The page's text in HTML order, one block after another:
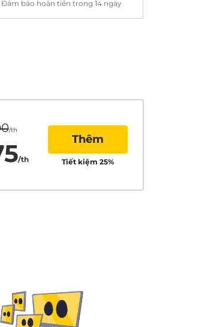
Đảm bảo hoàn tiền trong 14 ngày
/th
/th
Thêm
Tiết kiệm 25%